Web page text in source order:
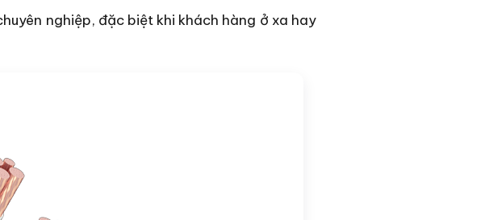
nghiệp, đặc biệt khi khách hàng ở xa hay